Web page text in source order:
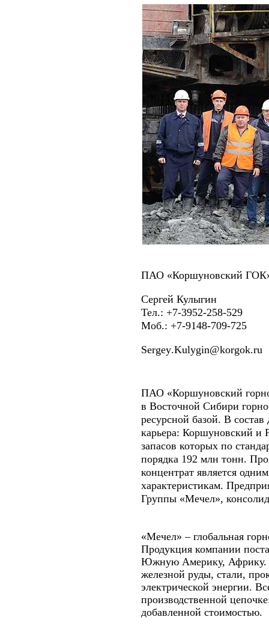
ПАО «Коршуновский
Сергей Кулыгин
Тел.: +7-3952-258-529
Моб.: +7-9148-709-725
Sergey.Kulygin@korgok.ru
ПАО «Коршуновский
в Восточной Сибири
ресурсной базой. В
карьера: Коршуновский и
запасов которых по
порядка 192 млн тонн.
концентрат является
характеристикам.
Группы «Мечел»,
«Мечел» – глобальная
Продукция компании
Южную Америку, Африку.
железной руды, стали,
электрической энергии.
производственной
добавленной